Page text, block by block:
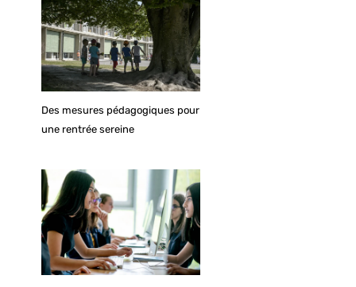
Des mesures pédagogiques pour
une rentrée sereine